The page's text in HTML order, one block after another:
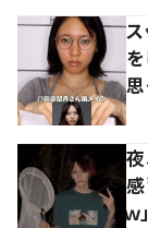
思
ｗ